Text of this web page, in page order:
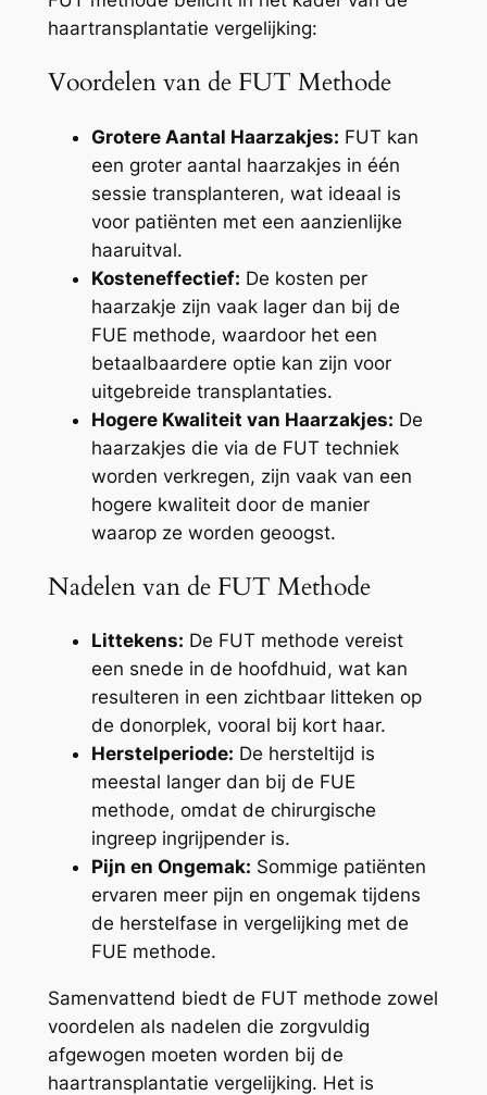
haartransplantatie vergelijking:
Voordelen van de FUT Methode
Grotere Aantal Haarzakjes: FUT kan
een groter aantal haarzakjes in één
sessie transplanteren, wat ideaal is
voor patiënten met een aanzienlijke
haaruitval.
Kosteneffectief: De kosten per
haarzakje zijn vaak lager dan bij de
FUE methode, waardoor het een
betaalbaardere optie kan zijn voor
uitgebreide transplantaties.
Hogere Kwaliteit van Haarzakjes: De
haarzakjes die via de FUT techniek
worden verkregen, zijn vaak van een
hogere kwaliteit door de manier
waarop ze worden geoogst.
Nadelen van de FUT Methode
Littekens: De FUT methode vereist
een snede in de hoofdhuid, wat kan
resulteren in een zichtbaar litteken op
de donorplek, vooral bij kort haar.
Herstelperiode: De hersteltijd is
meestal langer dan bij de FUE
methode, omdat de chirurgische
ingreep ingrijpender is.
Pijn en Ongemak: Sommige patiënten
ervaren meer pijn en ongemak tijdens
de herstelfase in vergelijking met de
FUE methode.
Samenvattend biedt de FUT methode zowel
voordelen als nadelen die zorgvuldig
afgewogen moeten worden bij de
haartransplantatie vergelijking. Het is